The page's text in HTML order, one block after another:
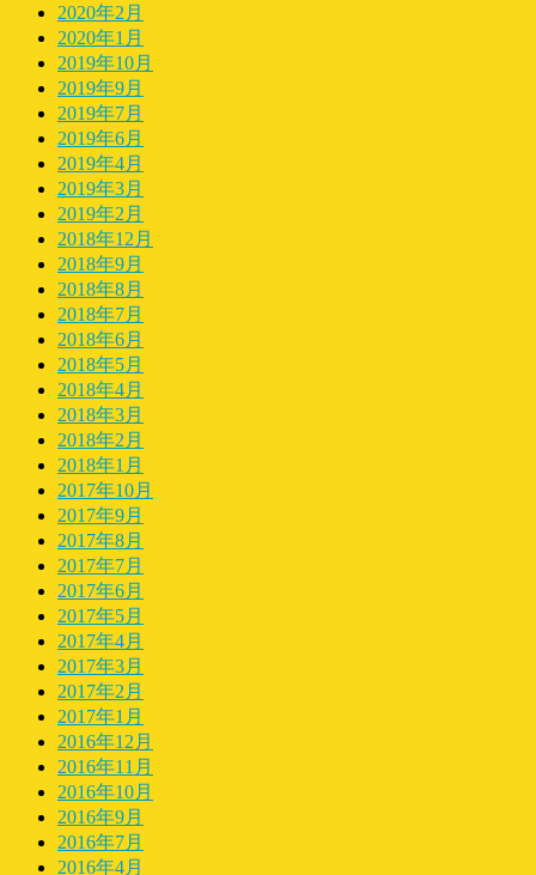
2020年2月
2020年1月
2019年10月
2019年9月
2019年7月
2019年6月
2019年4月
2019年3月
2019年2月
2018年12月
2018年9月
2018年8月
2018年7月
2018年6月
2018年5月
2018年4月
2018年3月
2018年2月
2018年1月
2017年10月
2017年9月
2017年8月
2017年7月
2017年6月
2017年5月
2017年4月
2017年3月
2017年2月
2017年1月
2016年12月
2016年11月
2016年10月
2016年9月
2016年7月
2016年4月